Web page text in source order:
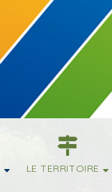
LE TERRITOIRE